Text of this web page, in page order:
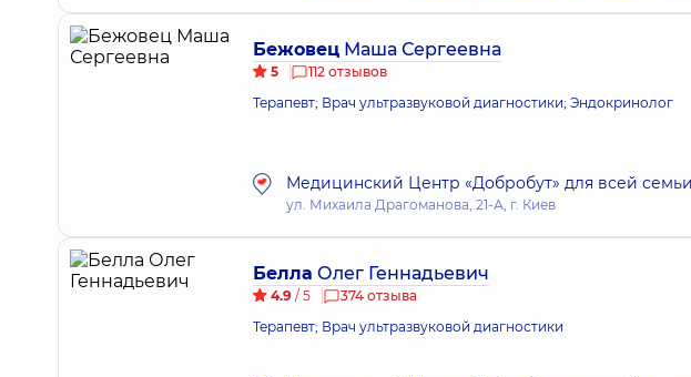
Бежовец Маша Сергеевна
5
112 отзывов
Терапевт; Врач ультразвуковой диагностики; Эндокринолог
Медицинский Центр «Добробут» для всей
ул. Михаила Драгоманова, 21-А, г. Киев
Белла Олег Геннадьевич
4.9 / 5
374 отзыва
Терапевт; Врач ультразвуковой диагностики